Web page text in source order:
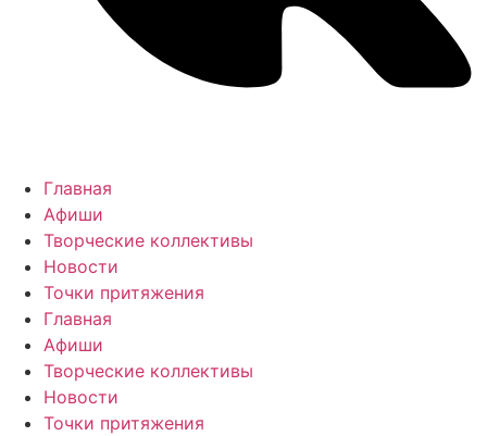
Главная
Афиши
Творческие коллективы
Новости
Точки притяжения
Главная
Афиши
Творческие коллективы
Новости
Точки притяжения